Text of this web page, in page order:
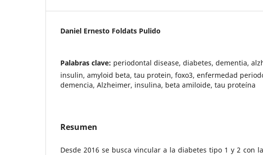
Daniel Ernesto Foldats Pulido
Palabras clave: periodontal disease, diabetes, dementia,
insulin, amyloid beta, tau protein, foxo3, enfermedad
demencia, Alzheimer, insulina, beta amiloide, tau proteína
Resumen
Desde 2016 se busca vincular a la diabetes tipo 1 y 2 con